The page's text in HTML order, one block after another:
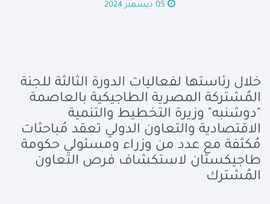
05 ديسمبر 2024
خلال رئاستها لفعاليات الدورة الثالثة للجنة
المُشتركة المصرية الطاجيكية بالعاصمة
"دوشنبه"
وزيرة التخطيط والتنمية
الاقتصادية والتعاون الدولي تعقد مُباحثات
مُكثفة مع عدد من وزراء ومسئولي حكومة
طاجيكستان لاستكشاف فرص التعاون
المُشترك